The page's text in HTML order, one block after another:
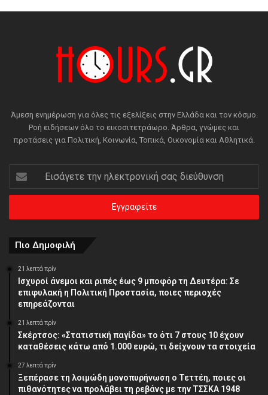
Άμεση ενημέρωση για όλες τις εξελίξεις στην Ελλάδα και τον κόσμο.
Ροή ειδήσεων όλο το εικοσιτετράωρο. Άρθρα, γνώμες και
προτάσεις για Πολιτική, Κοινωνία, Τοπικά, Οικονομία και Αθλητικά.
Εισάγετε
την
ηλεκτρονική
διεύθυνση
Πιο Δημοφιλή
21 λεπτά πρίν
Ισχυροί άνεμοι και ριπές έως 9 μποφόρ τη Δευτέρα: Σε
επιφυλακή η Πολιτική Προστασία, ποιες περιοχές
επηρεάζονται
21 λεπτά πρίν
Σκέρτσος: «Στατιστική παγίδα» το ότι 7 στους 10 έχουν
καταθέσεις κάτω από 1.000 ευρώ, τι δείχνουν τα στοιχεία
27 λεπτά πρίν
Ξεπέρασε τη λοιμώδη μονοπυρήνωση ο Τεττέη, ποιες οι
πιθανότητες να προλάβει τη ρεβάνς με την ΤΣΣΚΑ 1948